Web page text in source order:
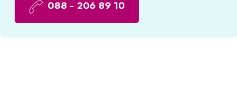
088 - 206 89 10